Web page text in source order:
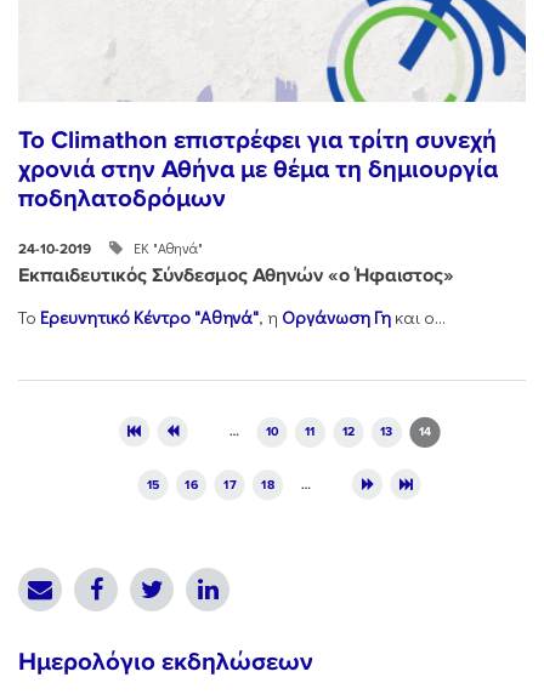
Το Climathon επιστρέφει για τρίτη συνεχή
χρονιά στην Αθήνα με θέμα τη δημιουργία
ποδηλατοδρόμων
24-10-2019 ΕΚ "Αθηνά"
Εκπαιδευτικός Σύνδεσμος Αθηνών «ο Ήφαιστος»
Το Ερευνητικό Κέντρο "Αθηνά", η Οργάνωση Γη και ο...
… 10 11 12 13 14
15 16 17 18 …
Ημερολόγιο εκδηλώσεων